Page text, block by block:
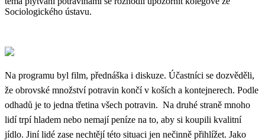
Sociologického ústavu.
Na programu byl film, přednáška i diskuze. Účastníci se dozvěděli,
že obrovské množství potravin končí v koších a kontejnerech. Podle
odhadů je to jedna třetina všech potravin. Na druhé straně mnoho
lidí trpí hladem nebo nemají peníze na to, aby si koupili kvalitní
jídlo. Jiní lidé zase nechtějí této situaci jen nečinně přihlížet. Jako